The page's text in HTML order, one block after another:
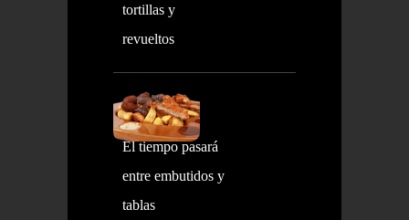
tortillas y
revueltos
El tiempo pasará
entre embutidos y
tablas